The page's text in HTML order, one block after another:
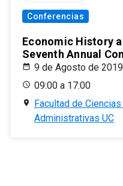
Conferencias
Economic History
Seventh Annual
9 de Agosto de 2019
09:00 a 17:00
Facultad de
Administrativas UC